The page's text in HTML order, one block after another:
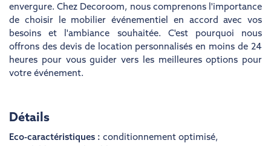
envergure. Chez Decoroom, nous comprenons l'importance
de choisir le mobilier événementiel en accord avec vos
besoins et l'ambiance souhaitée. C'est pourquoi nous
offrons des devis de location personnalisés en moins de 24
heures pour vous guider vers les meilleures options pour
votre événement.
Détails
Eco-caractéristiques : conditionnement optimisé,